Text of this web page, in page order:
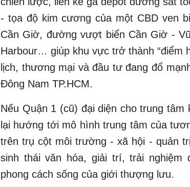
- tọa độ kim cương của một CBD ven
Cần Giờ, đường vượt biển Cần Giờ -
Harbour… giúp khu vực trở thành “điểm
lịch, thương mại và đầu tư đang đổ
Đông Nam TP.HCM.
Nếu Quận 1 (cũ) đại diện cho trung tâm
lại hướng tới mô hình trung tâm của
trên trụ cột môi trường - xã hội - quản
sinh thái văn hóa, giải trí, trải nghiệm
phong cách sống của giới thượng lưu.